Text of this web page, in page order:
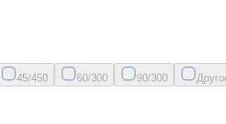
45/450 60/300 90/300